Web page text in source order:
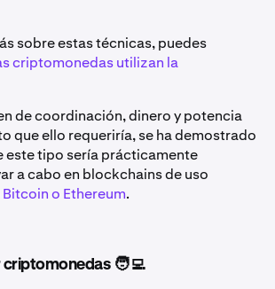
sobre estas técnicas, puedes
criptomonedas utilizan la
de coordinación, dinero y potencia
que ello requeriría, se ha demostrado
este tipo sería prácticamente
a cabo en blockchains de uso
Bitcoin o Ethereum.
🧑‍💻